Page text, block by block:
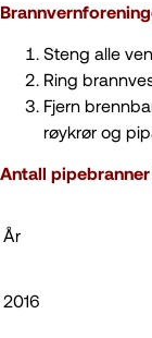
Steng alle
Ring
Fjern
røykrør og
Antall
År
2016